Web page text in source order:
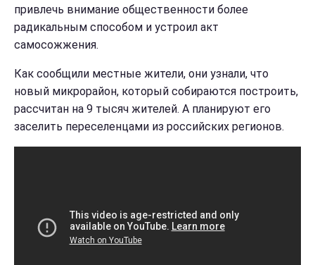
привлечь внимание общественности более
радикальным способом и устроил акт
самосожжения.
Как сообщили местные жители, они узнали, что
новый микрорайон, который собираются построить,
рассчитан на 9 тысяч жителей. А планируют его
заселить переселенцами из российских регионов.